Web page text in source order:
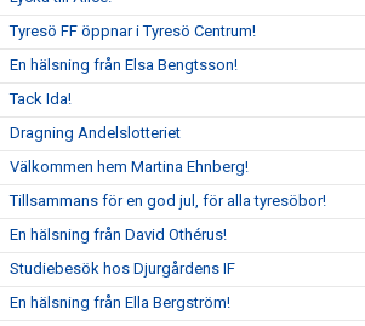
Tyresö FF öppnar i Tyresö Centrum!
En hälsning från Elsa Bengtsson!
Tack Ida!
Dragning Andelslotteriet
Välkommen hem Martina Ehnberg!
Tillsammans för en god jul, för alla tyresöbor!
En hälsning från David Othérus!
Studiebesök hos Djurgårdens IF
En hälsning från Ella Bergström!